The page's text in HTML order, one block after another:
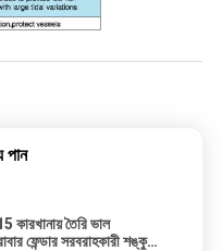
পান
তৈরি ভাল
ফেন্ডার সরবরাহকারী শঙ্কু